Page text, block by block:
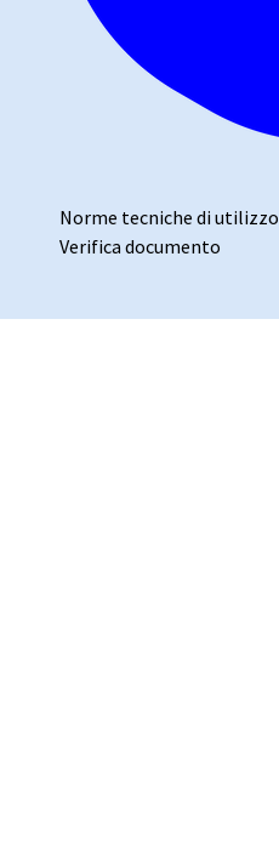
Norme tecniche di utilizzo
Verifica documento